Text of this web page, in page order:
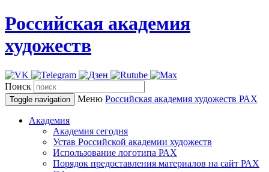
Российская академия
художеств
Поиск
Toggle navigation Меню Российская академия художеств РАХ
Академия
Академия сегодня
Устав Российской академии художеств
Использование логотипа РАХ
Порядок предоставления материалов на сайт РАХ